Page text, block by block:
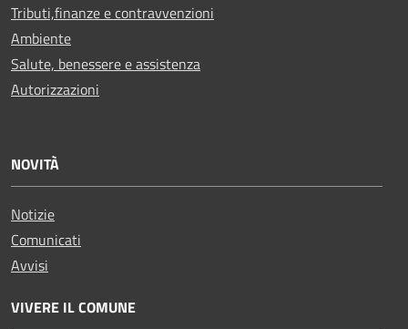
Tributi,finanze e contravvenzioni
Ambiente
Salute, benessere e assistenza
Autorizzazioni
NOVITÀ
Notizie
Comunicati
Avvisi
VIVERE IL COMUNE